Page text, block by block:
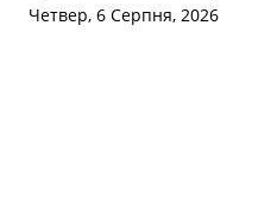
Четвер, 6 Серпня, 2026